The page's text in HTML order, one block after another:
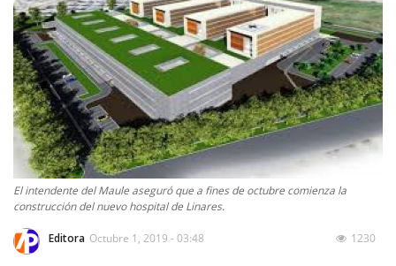
Deporte
Política
Espectáculos
El intendente del Maule aseguró que a fines de octubre comienza la
construcción del nuevo hospital de Linares.
Editora Octubre 1, 2019 - 03:48 1230